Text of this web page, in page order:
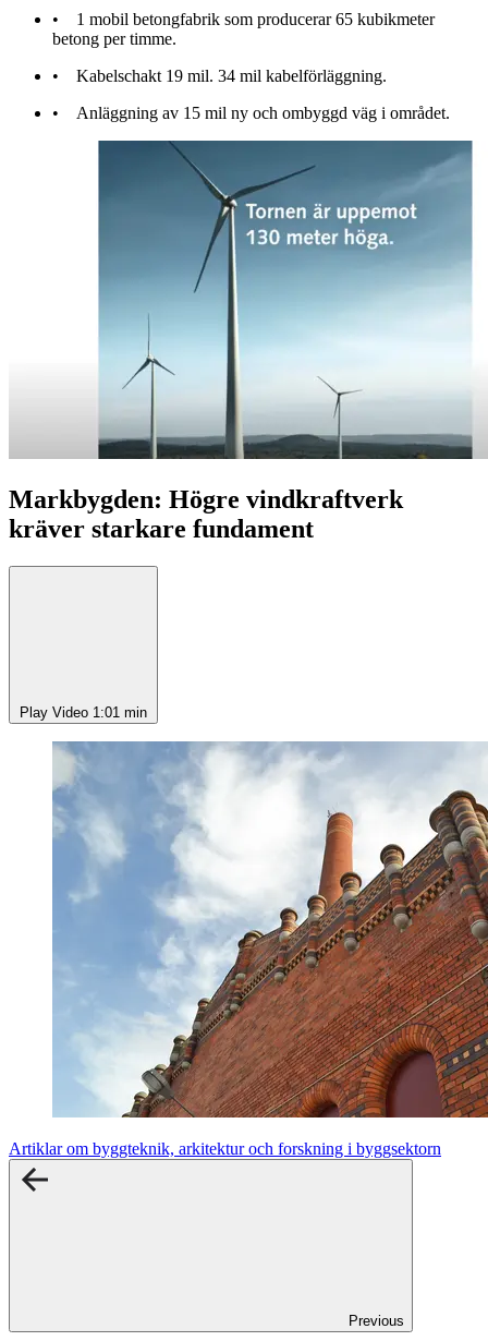
• 1 mobil betongfabrik som producerar 65 kubikmeter
betong per timme.
• Kabelschakt 19 mil. 34 mil kabelförläggning.
• Anläggning av 15 mil ny och ombyggd väg i området.
Markbygden: Högre vindkraftverk
kräver starkare fundament
Play Video 1:01 min
Artiklar om byggteknik, arkitektur och forskning i byggsektorn
Previous